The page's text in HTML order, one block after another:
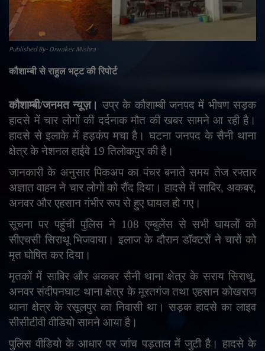
वीडियो
व्यापार
टेक्नोलॉजी
ई-पेपर
Language
English Arabic
Published By- Diwaker Mishra
कौशाम्बी से राहुल भट्ट की रिपोर्ट
कौशाम्बी/जनमत न्यूज़। उप्र के कौशाम्बी जनपद में भीषण सड़क
हादसे में चार लोगों की दर्दनाक मौत की खबर सामने आ रही है।
हादसे से इलाके में हड़कंप मचा है। घटना जनपद के सैनी थाना
क्षेत्र के नेशनल हाईवे 19 तिलोकपुर की है।
जानकारी के अनुसार पिकअप का पंचर बनाते समय तेज रफ्तार
अज्ञात वाहन ने चार लोगों को रौंद दिया। हादसे में साबिर,अकबर,
अनवर और एहसान गंभीर रूप से हुए घायल हो गए।
सूचना पर पहुंची पुलिस ने 108 एम्बुलेंस से सभी घायलों को
सीएचसी सिराथू भिजवाया। इलाज के दौरान डॉक्टरों ने चारों को
मृत घोषित कर दिया।
मृतकों में साबिर और अकबर सैनी थाना क्षेत्र के सराय सिराथू,
अनवर संदीपनघाट थाना क्षेत्र के मूरतगंज तथा एहसान कोखराज
थाना क्षेत्र के रसूलपुर का निवासी था। सड़क हादसे का लाइव
सीसीटीवी वीडियो सामने आया है।
पुलिस वीडियो के आधार पर जांच पड़ताल में जुटी है। हादसे के